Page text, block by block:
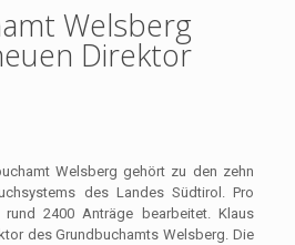
Welsberg
Direktor
Welsberg gehört zu den zehn
des Landes Südtirol. Pro
2400 Anträge bearbeitet. Klaus
des Grundbuchamts Welsberg. Die